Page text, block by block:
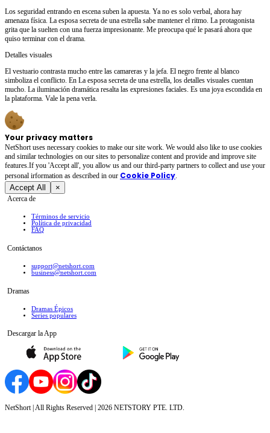
Los seguridad entrando en escena suben la apuesta. Ya no es solo verbal, ahora hay
amenaza física. La esposa secreta de una estrella sabe mantener el ritmo. La protagonista
grita que la suelten con una fuerza impresionante. Me preocupa qué le pasará ahora que
quiso terminar con el drama.
Detalles visuales
El vestuario contrasta mucho entre las camareras y la jefa. El negro frente al blanco
simboliza el conflicto. En La esposa secreta de una estrella, los detalles visuales cuentan
mucho. La iluminación dramática resalta las expresiones faciales. Es una joya escondida en
la plataforma. Vale la pena verla.
Your privacy matters
NetShort uses necessary cookies to make our site work. We would also like to use cookies
and similar technologies on our sites to personalize content and provide and improve site
features.If you 'Accept all', you allow us and our third-party partners to collect and use your
personal irformation as described in our Cookie Policy.
Accept All ×
Acerca de
Términos de servicio
Política de privacidad
FAQ
Contáctanos
support@netshort.com
business@netshort.com
Dramas
Dramas Épicos
Series populares
Descargar la App
NetShort | All Rights Reserved | 2026 NETSTORY PTE. LTD.